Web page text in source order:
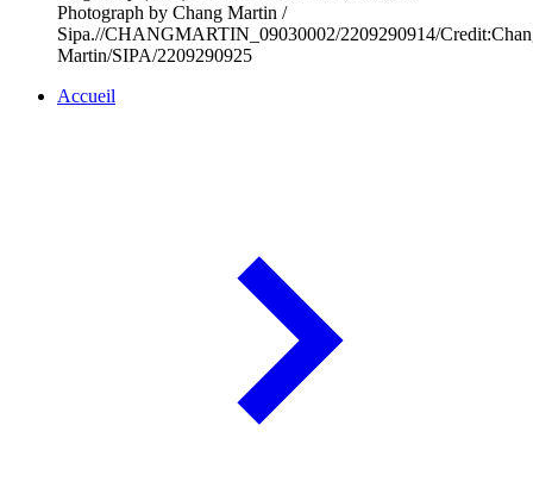
Photograph by Chang Martin /
Sipa.//CHANGMARTIN_09030002/2209290914/
Martin/SIPA/2209290925
Accueil